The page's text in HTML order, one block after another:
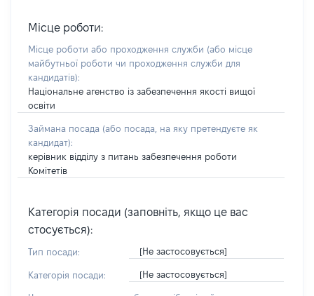
Місце роботи:
Місце роботи або проходження служби (або місце
майбутньої роботи чи проходження служби для
кандидатів):
Національне агенство із забезпечення якості вищої
освіти
Займана посада (або посада, на яку претендуєте як
кандидат):
керівник відділу з питань забезпечення роботи
Комітетів
Категорія посади (заповніть, якщо це вас
стосується):
Тип посади: [Не застосовується]
Категорія посади: [Не застосовується]